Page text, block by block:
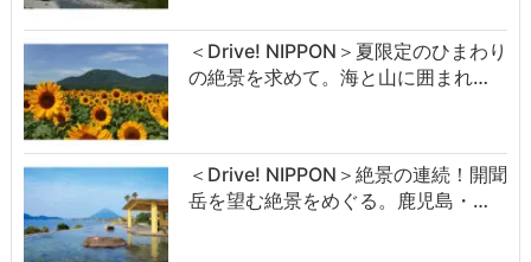
＜Drive! NIPPON＞夏限定のひまわり
の絶景を求めて。海と山に囲まれ…
＜Drive! NIPPON＞絶景の連続！開聞
岳を望む絶景をめぐる。鹿児島・…